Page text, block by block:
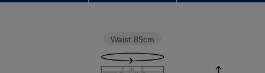
Waist 89cm